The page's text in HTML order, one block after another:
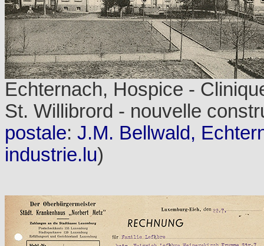
Echternach, Hospice -
St. Willibrord - nouvelle
postale: J.M. Bellwald,
industrie.lu)